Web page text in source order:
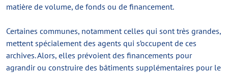
matière de volume, de fonds ou de financement.
Certaines communes, notamment celles qui sont très grandes,
mettent spécialement des agents qui s’occupent de ces
archives. Alors, elles prévoient des financements pour
agrandir ou construire des bâtiments supplémentaires pour le